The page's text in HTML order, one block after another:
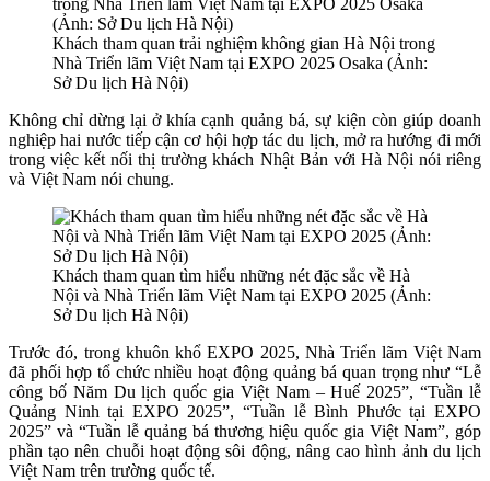
Khách tham quan trải nghiệm không gian Hà Nội trong
Nhà Triển lãm Việt Nam tại EXPO 2025 Osaka (Ảnh:
Sở Du lịch Hà Nội)
Không chỉ dừng lại ở khía cạnh quảng bá, sự kiện còn giúp doanh
nghiệp hai nước tiếp cận cơ hội hợp tác du lịch, mở ra hướng đi mới
trong việc kết nối thị trường khách Nhật Bản với Hà Nội nói riêng
và Việt Nam nói chung.
Khách tham quan tìm hiểu những nét đặc sắc về Hà
Nội và Nhà Triển lãm Việt Nam tại EXPO 2025 (Ảnh:
Sở Du lịch Hà Nội)
Trước đó, trong khuôn khổ EXPO 2025, Nhà Triển lãm Việt Nam
đã phối hợp tổ chức nhiều hoạt động quảng bá quan trọng như “Lễ
công bố Năm Du lịch quốc gia Việt Nam – Huế 2025”, “Tuần lễ
Quảng Ninh tại EXPO 2025”, “Tuần lễ Bình Phước tại EXPO
2025” và “Tuần lễ quảng bá thương hiệu quốc gia Việt Nam”, góp
phần tạo nên chuỗi hoạt động sôi động, nâng cao hình ảnh du lịch
Việt Nam trên trường quốc tế.